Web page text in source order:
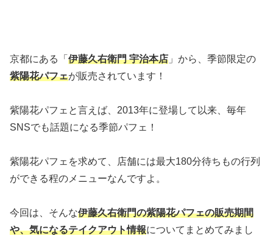
京都にある「 伊藤久右衛門 宇治本店 」から、季節限定の
紫陽花パフェが販売されています！
紫陽花パフェと言えば、2013年に登場して以来、毎年
SNSでも話題になる季節パフェ！
紫陽花パフェを求めて、店舗には最大180分待ちもの行列
ができる程のメニューなんですよ。
今回は、そんな伊藤久右衛門の紫陽花パフェの販売期間
や、気になるテイクアウト情報についてまとめてみまし